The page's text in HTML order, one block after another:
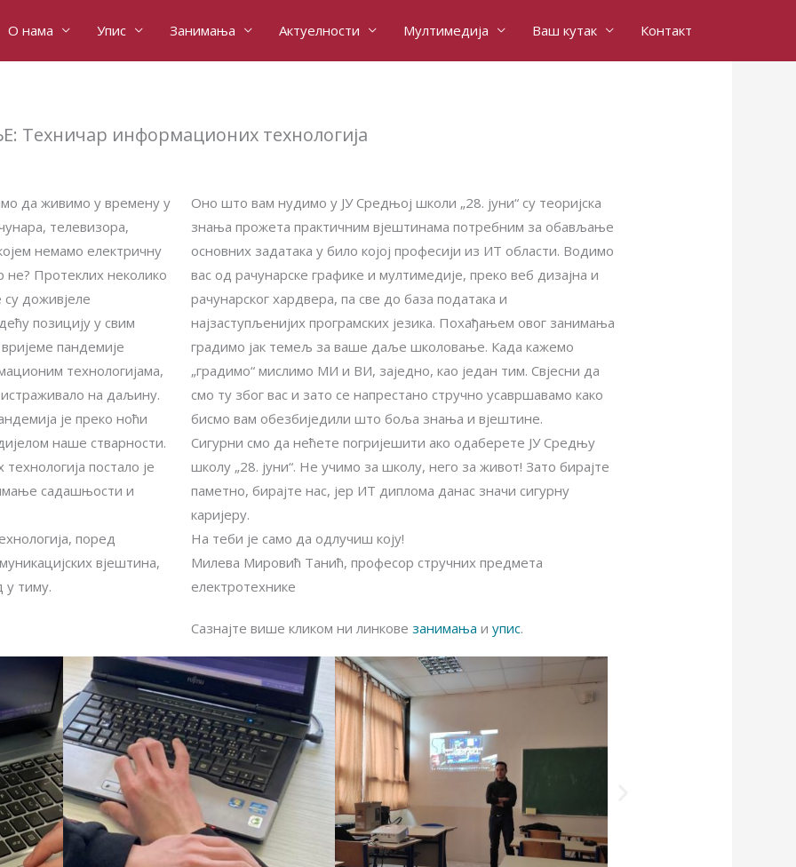
О нама Упис Занимања Актуелности Мултимедија Ваш кутак Контакт
информационих технологија
да живимо у времену у
телевизора,
немамо електричну
не? Протеклих неколико
доживјеле
позицију у свим
пандемије
технологијама,
на даљину.
је преко ноћи
наше стварности.
постало је
садашњости и
поред
вјештина,
у тиму.
Оно што вам нудимо у ЈУ Средњој школи „28. јуни“ су теоријска
знања прожета практичним вјештинама потребним за обављање
основних задатака у било којој професији из ИТ области. Водимо
вас од рачунарске графике и мултимедије, преко веб дизајна и
рачунарског хардвера, па све до база података и
најзаступљенијих програмских језика. Похађањем овог занимања
градимо јак темељ за ваше даље школовање. Када кажемо
„градимо“ мислимо МИ и ВИ, заједно, као један тим. Свјесни да
смо ту због вас и зато се напрестано стручно усавршавамо како
бисмо вам обезбиједили што боља знања и вјештине.
Сигурни смо да нећете погријешити ако одаберете ЈУ Средњу
школу „28. јуни“. Не учимо за школу, него за живот! Зато бирајте
паметно, бирајте нас, јер ИТ диплома данас значи сигурну
каријеру.
На теби је само да одлучиш коју!
Милева Мировић Танић, професор стручних предмета
електротехнике
Сазнајте више кликом ни линкове занимања и упис.